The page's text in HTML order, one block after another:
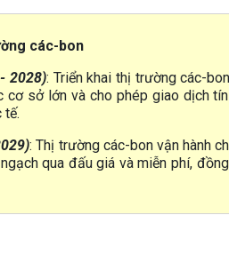
các-bon
2028): Triển khai thị trường các-
cơ sở lớn và cho phép giao dịch
tế.
: Thị trường các-bon vận hành
qua đấu giá và miễn phí,